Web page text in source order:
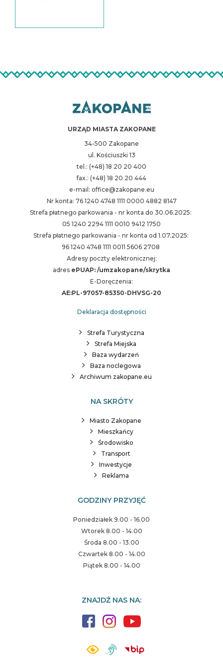
URZĄD MIASTA ZAKOPANE
34-500 Zakopane
ul. Kościuszki 13
tel.: (+48) 18 20 20 400
fax.: (+48) 18 20 20 444
e-mail: office@zakopane.eu
Nr konta: 76 1240 4748 1111 0000 4882 8147
Strefa płatnego parkowania - nr konta do 30.06.2025:
05 1240 2294 1111 0010 9412 1750
Strefa płatnego parkowania - nr konta od 1.07.2025:
96 1240 4748 1111 0011 5606 2708
Adresy poczty elektronicznej:
adres ePUAP: /umzakopane/skrytka
E-Doręczenia:
AE:PL-97057-85350-DHVSG-20
Deklaracja dostępności
Strefa Turystyczna
Strefa Miejska
Baza wydarzeń
Baza noclegowa
Archiwum zakopane.eu
NA SKRÓTY
Miasto Zakopane
Mieszkańcy
Środowisko
Transport
Inwestycje
Reklama
GODZINY PRZYJĘĆ
Poniedziałek 9.00 - 16.00
Wtorek 8.00 - 14.00
Środa 8.00 - 13.00
Czwartek 8.00 - 14.00
Piątek 8.00 - 14.00
ZNAJDŹ NAS NA: